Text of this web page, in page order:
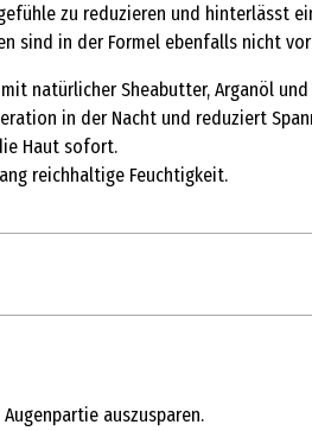
zu reduzieren und hinterlässt
sind in der Formel ebenfalls nicht
natürlicher Sheabutter, Arganöl und
in der Nacht und reduziert
Haut sofort.
reichhaltige Feuchtigkeit.
auszusparen.